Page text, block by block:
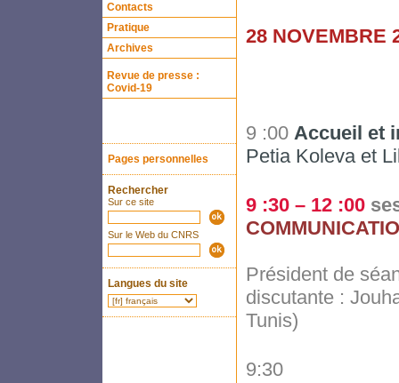
Contacts
Pratique
Archives
Revue de presse :
Covid-19
Pages personnelles
Rechercher
Sur ce site
Sur le Web du CNRS
Langues du site
28 NOVEMBRE
9 :00 Accueil et
Petia Koleva et
9 :30 – 12 :00
Président de
discutante :
Tunis)
9:30